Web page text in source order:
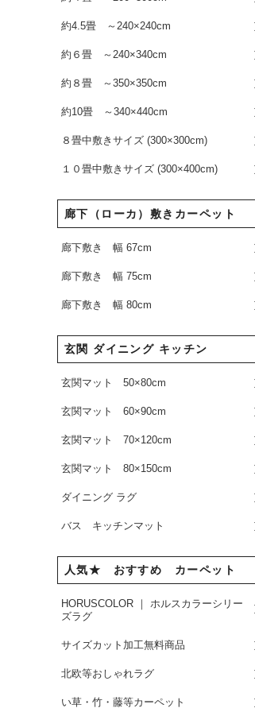
約4.5畳 ～240×240cm
約６畳 ～240×340cm
約８畳 ～350×350cm
約10畳 ～340×440cm
８畳中敷きサイズ (300×300cm)
１０畳中敷きサイズ (300×400cm)
廊下（ローカ）敷きカーペット
廊下敷き 幅 67cm
廊下敷き 幅 75cm
廊下敷き 幅 80cm
玄関 ダイニング キッチン
玄関マット 50×80cm
玄関マット 60×90cm
玄関マット 70×120cm
玄関マット 80×150cm
ダイニング ラグ
バス キッチンマット
人気★ おすすめ カーペット
HORUSCOLOR ｜ ホルスカラーシリー
ズラグ
サイズカット加工無料商品
北欧等おしゃれラグ
い草・竹・藤等カーペット